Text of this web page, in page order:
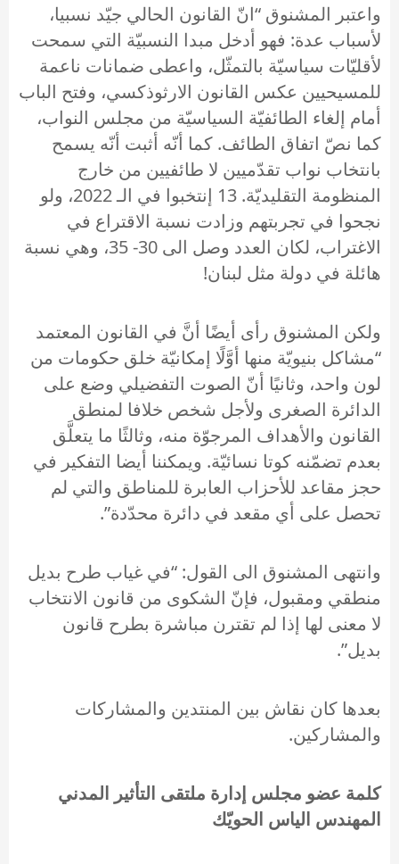
واعتبر المشنوق “انّ القانون الحالي جيّد نسبيا،
لأسباب عدة: فهو أدخل مبدا النسبيّة التي سمحت
لأقليّات سياسيّة بالتمثّل، واعطى ضمانات ناعمة
للمسيحيين عكس القانون الارثوذكسي، وفتح الباب
أمام إلغاء الطائفيّة السياسيّة من مجلس النواب،
كما نصّ اتفاق الطائف. كما أنّه أثبت أنّه يسمح
بانتخاب نواب تقدّميين لا طائفيين من خارج
المنظومة التقليديّة. 13 إنتخبوا في الـ 2022، ولو
نجحوا في تجربتهم وزادت نسبة الاقتراع في
الاغتراب، لكان العدد وصل الى 30- 35، وهي نسبة
هائلة في دولة مثل لبنان!
ولكن المشنوق رأى أيضًا أنَّ في القانون المعتمد
“مشاكل بنيويّة منها أوَّلًا إمكانيّة خلق حكومات من
لون واحد، وثانيًا أنّ الصوت التفضيلي وضع على
الدائرة الصغرى ولأجل شخص خلافا لمنطق
القانون والأهداف المرجوّة منه، وثالثًا ما يتعلَّق
بعدم تضمّنه كوتا نسائيّة. ويمكننا أيضا التفكير في
حجز مقاعد للأحزاب العابرة للمناطق والتي لم
تحصل على أي مقعد في دائرة محدّدة”.
وانتهى المشنوق الى القول: “في غياب طرح بديل
منطقي ومقبول، فإنّ الشكوى من قانون الانتخاب
لا معنى لها إذا لم تقترن مباشرة بطرح قانون
بديل”.
بعدها كان نقاش بين المنتدين والمشاركات
والمشاركين.
كلمة عضو مجلس إدارة ملتقى التأثير المدني
المهندس الياس الحويّك